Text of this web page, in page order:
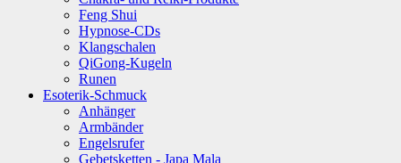
Feng Shui
Hypnose-CDs
Klangschalen
QiGong-Kugeln
Runen
Esoterik-Schmuck
Anhänger
Armbänder
Engelsrufer
Gebetsketten - Japa Mala